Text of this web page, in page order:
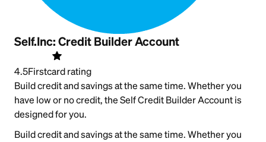
Self.Inc: Credit Builder Account
4.5Firstcard rating
Build credit and savings at the same time. Whether you
have low or no credit, the Self Credit Builder Account is
designed for you.
Build credit and savings at the same time. Whether you